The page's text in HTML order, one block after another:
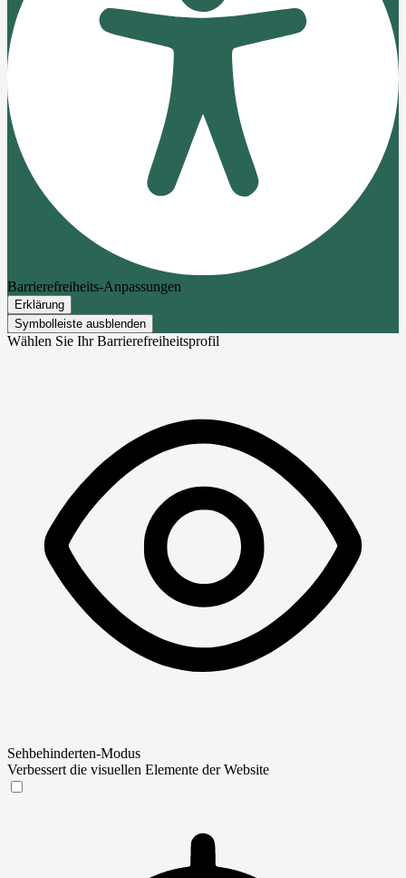
Barrierefreiheits-Anpassungen
Erklärung
Symbolleiste ausblenden
Wählen Sie Ihr Barrierefreiheitsprofil
Sehbehinderten-Modus
Verbessert die visuellen Elemente der Website